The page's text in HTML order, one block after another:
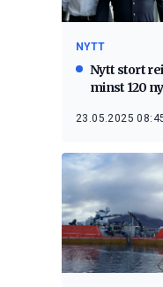
NYTT
Nytt stort
minst 120
23.05.2025